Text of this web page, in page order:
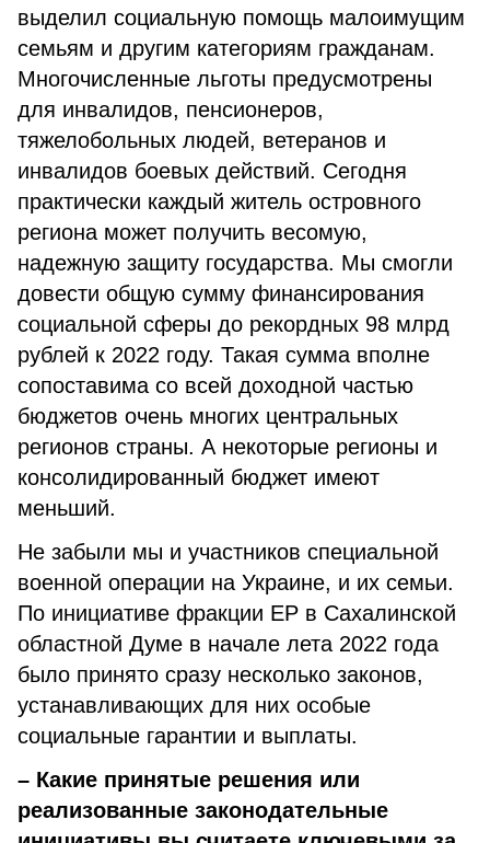
выделил социальную помощь малоимущим
семьям и другим категориям гражданам.
Многочисленные льготы предусмотрены
для инвалидов, пенсионеров,
тяжелобольных людей, ветеранов и
инвалидов боевых действий. Сегодня
практически каждый житель островного
региона может получить весомую,
надежную защиту государства. Мы смогли
довести общую сумму финансирования
социальной сферы до рекордных 98 млрд
рублей к 2022 году. Такая сумма вполне
сопоставима со всей доходной частью
бюджетов очень многих центральных
регионов страны. А некоторые регионы и
консолидированный бюджет имеют
меньший.
Не забыли мы и участников специальной
военной операции на Украине, и их семьи.
По инициативе фракции ЕР в Сахалинской
областной Думе в начале лета 2022 года
было принято сразу несколько законов,
устанавливающих для них особые
социальные гарантии и выплаты.
– Какие принятые решения или
реализованные законодательные